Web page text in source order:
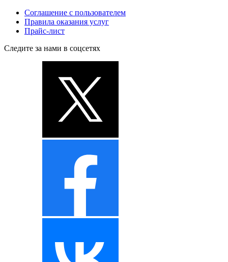
Соглашение с пользователем
Правила оказания услуг
Прайс-лист
Следите за нами в соцсетях